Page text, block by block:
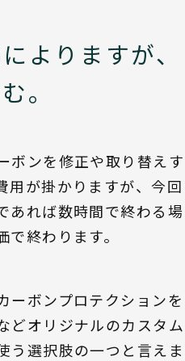
よりますが、
。
ボンを修正や取り替えす
用が掛かりますが、今回
あれば数時間で終わる場
終わります。
ーボンプロテクションを
どオリジナルのカスタム
う選択肢の一つと言えま